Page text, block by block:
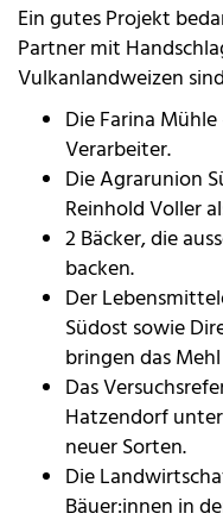
Ein gutes Projekt
Partner mit
Vulkanlandweizen
Die Farina
Verarbeiter.
Die Agrarunion
Reinhold Voller
2 Bäcker, die
backen.
Der
Südost sowie
bringen das
Das
Hatzendorf
neuer Sorten.
Die
Bäuer:innen in